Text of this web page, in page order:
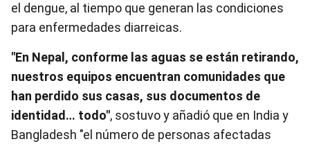
el dengue, al tiempo que generan las condiciones
para enfermedades diarreicas.
"En Nepal, conforme las aguas se están retirando,
nuestros equipos encuentran comunidades que
han perdido sus casas, sus documentos de
identidad… todo", sostuvo y añadió que en India y
Bangladesh "el número de personas afectadas